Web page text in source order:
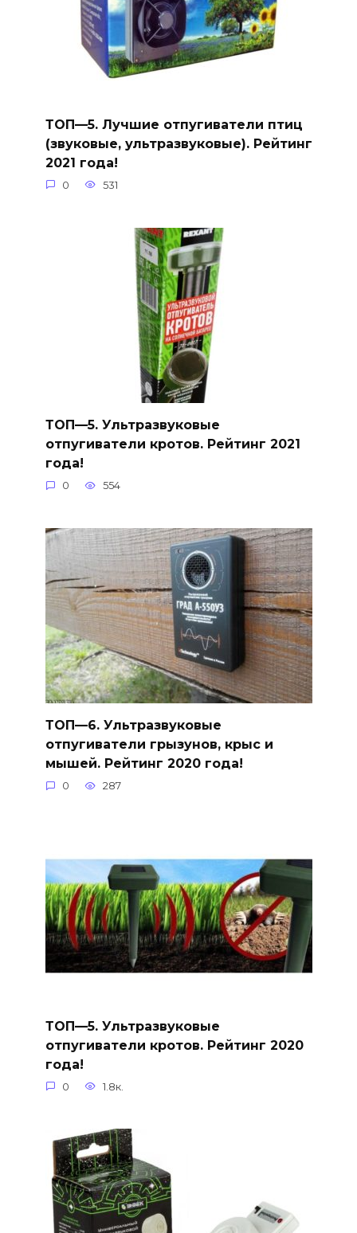
ТОП—5. Лучшие отпугиватели птиц
(звуковые, ультразвуковые). Рейтинг
2021 года!
0 531
ТОП—5. Ультразвуковые
отпугиватели кротов. Рейтинг 2021
года!
0 554
ТОП—6. Ультразвуковые
отпугиватели грызунов, крыс и
мышей. Рейтинг 2020 года!
0 287
ТОП—5. Ультразвуковые
отпугиватели кротов. Рейтинг 2020
года!
0 1.8к.